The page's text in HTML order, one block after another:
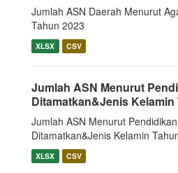
Jumlah ASN Daerah Menurut
Tahun 2023
XLSX CSV
Jumlah ASN Menurut
Ditamatkan&Jenis Kelamin
Jumlah ASN Menurut
Ditamatkan&Jenis Kelamin
XLSX CSV